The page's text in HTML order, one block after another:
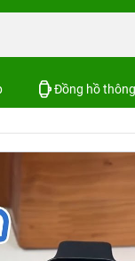
Đồng hồ
Nhôm,